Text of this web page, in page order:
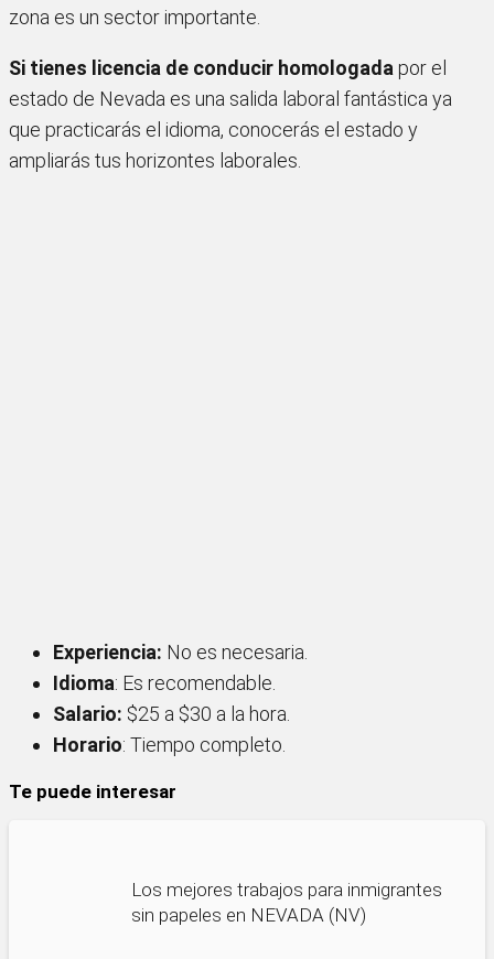
zona es un sector importante.
Si tienes licencia de conducir homologadapor el
estado de Nevada es una salida laboral fantástica ya
que practicarás el idioma, conocerás el estado y
ampliarás tus horizontes laborales.
Experiencia: No es necesaria.
Idioma: Es recomendable.
Salario: $25 a $30 a la hora.
Horario: Tiempo completo.
Te puede interesar
Los mejores trabajos para inmigrantes
sin papeles en NEVADA (NV)